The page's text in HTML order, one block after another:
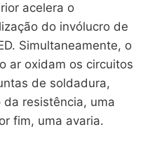
acelera o
do invólucro de
Simultaneamente, o
ar oxidam os circuitos
de soldadura,
resistência, uma
fim, uma avaria.